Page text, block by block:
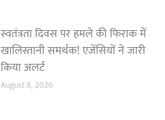
स्वतंत्रता दिवस पर हमले की फिराक में
खालिस्तानी समर्थक! एजेंसियों ने जारी
किया अलर्ट
August 8, 2026